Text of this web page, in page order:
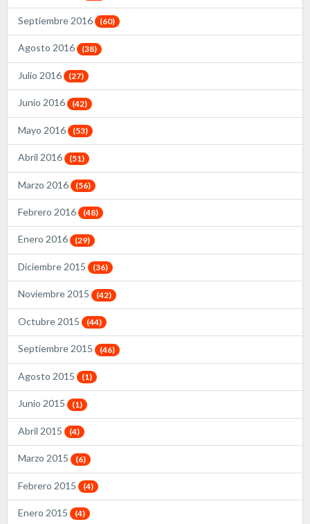
Septiembre 2016 (60)
Agosto 2016 (38)
Julio 2016 (27)
Junio 2016 (42)
Mayo 2016 (53)
Abril 2016 (51)
Marzo 2016 (56)
Febrero 2016 (48)
Enero 2016 (29)
Diciembre 2015 (36)
Noviembre 2015 (42)
Octubre 2015 (44)
Septiembre 2015 (46)
Agosto 2015 (1)
Junio 2015 (1)
Abril 2015 (4)
Marzo 2015 (6)
Febrero 2015 (4)
Enero 2015 (4)